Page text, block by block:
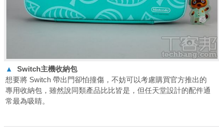
▲ Switch主機收納包
想要將 Switch 帶出門卻怕撞傷，不妨可以考慮購買官方推出的
專用收納包，雖然說同類產品比比皆是，但任天堂設計的配件通
常最為吸睛。